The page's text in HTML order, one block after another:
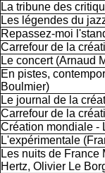
La tribune des
Les légendes du
Repassez-moi
Carrefour de la
Le concert (Arnaud
En pistes,
Boulmier)
Le journal de la
Carrefour de la
Création mondiale -
L'expérimentale
Les nuits de
Hertz, Olivier Le